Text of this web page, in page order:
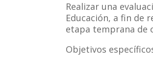
Realizar una
Educación, a fin de
etapa temprana de
Objetivos